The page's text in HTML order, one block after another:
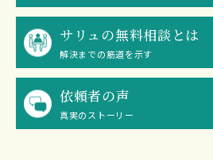
サリュの無料相談とは
解決までの筋道を示す
依頼者の声
真実のストーリー